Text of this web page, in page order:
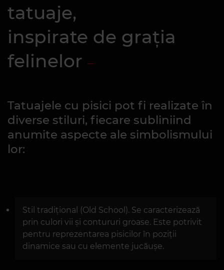
tatuaje,
inspirate de grația
felinelor
Tatuajele cu pisici pot fi realizate în
diverse stiluri, fiecare subliniind
anumite aspecte ale simbolismului
lor:
Stil tradițional (Old School). Se caracterizează
prin culori vii și contururi groase. Este potrivit
pentru reprezentarea pisicilor în poziții
dinamice sau cu elemente jucăușe.